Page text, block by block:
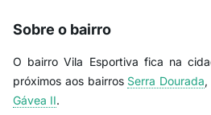
Sobre o bairro
O bairro Vila Esportiva fica na
próximos aos bairros Serra Dourada,
Gávea II.